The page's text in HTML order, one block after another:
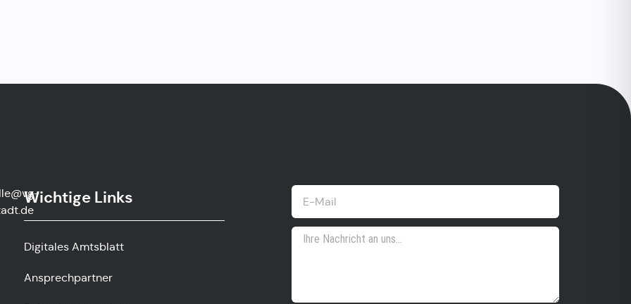
Wichtige Links
Digitales Amtsblatt
Ansprechpartner